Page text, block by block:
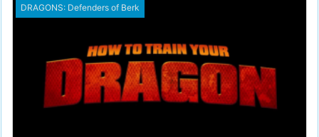
DRAGONS: Defenders of Berk